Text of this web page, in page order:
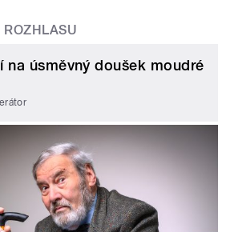
ROZHLASU
na úsměvný doušek moudré